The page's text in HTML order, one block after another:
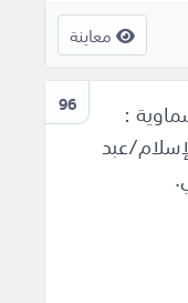
معاينة
96
:
عبد